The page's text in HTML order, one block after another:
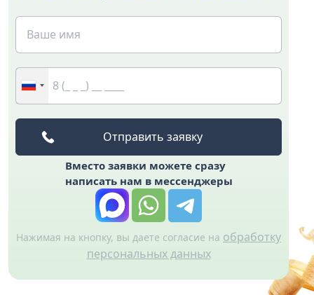
Вместо заявки можете сразу
написать нам в мессенджеры
Нажимая на кнопку, вы даете согласие на обработку
персональных данных